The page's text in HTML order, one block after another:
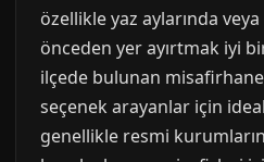
özellikle yaz aylarında
önceden yer ayırtmak iyi
ilçede bulunan
seçenek arayanlar için
genellikle resmi